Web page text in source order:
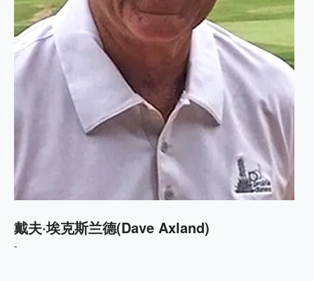
戴夫·埃克斯兰德(Dave Axland)
-